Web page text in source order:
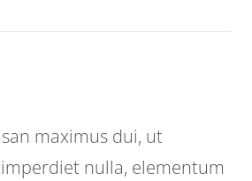
maximus dui, ut
nulla, elementum